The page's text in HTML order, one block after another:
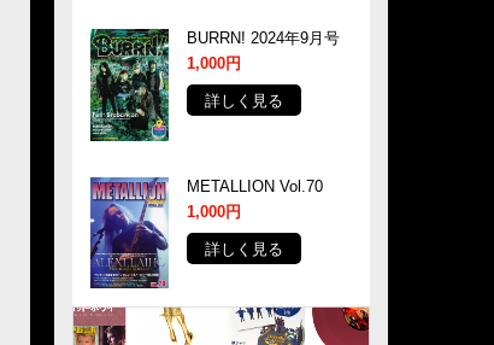
BURRN! 2024年9月号
1,000円
詳しく見る
METALLION Vol.70
1,000円
詳しく見る